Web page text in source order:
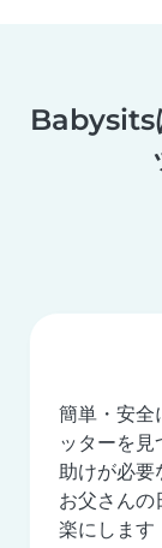
Babysits
簡単・安全
ッターを見
助けが必要
お父さんの
楽にします